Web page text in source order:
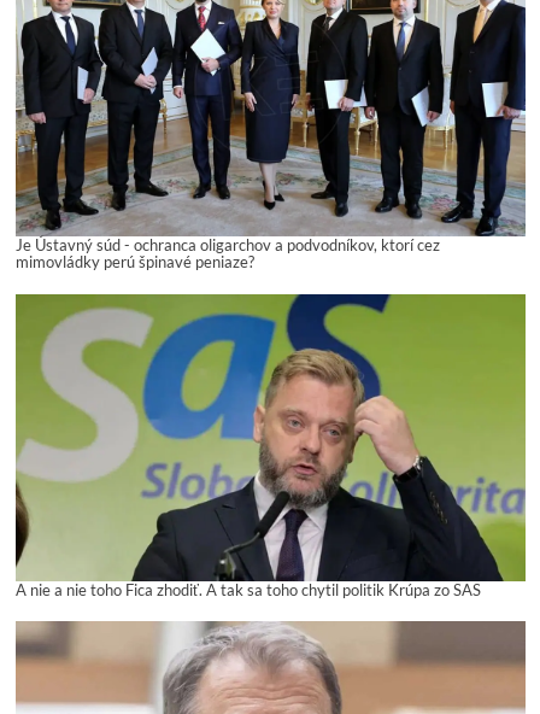
Je Ústavný súd - ochranca oligarchov a podvodníkov, ktorí cez
mimovládky perú špinavé peniaze?
A nie a nie toho Fica zhodiť. A tak sa toho chytil politik Krúpa zo SAS